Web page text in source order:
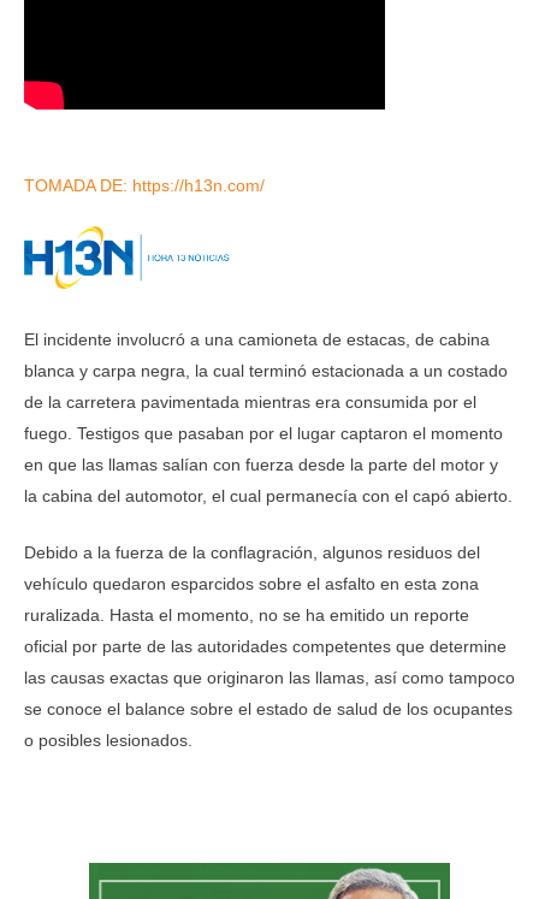
TOMADA DE: https://h13n.com/
El incidente involucró a una camioneta de estacas, de cabina
blanca y carpa negra, la cual terminó estacionada a un costado
de la carretera pavimentada mientras era consumida por el
fuego. Testigos que pasaban por el lugar captaron el momento
en que las llamas salían con fuerza desde la parte del motor y
la cabina del automotor, el cual permanecía con el capó abierto.
Debido a la fuerza de la conflagración, algunos residuos del
vehículo quedaron esparcidos sobre el asfalto en esta zona
ruralizada. Hasta el momento, no se ha emitido un reporte
oficial por parte de las autoridades competentes que determine
las causas exactas que originaron las llamas, así como tampoco
se conoce el balance sobre el estado de salud de los ocupantes
o posibles lesionados.